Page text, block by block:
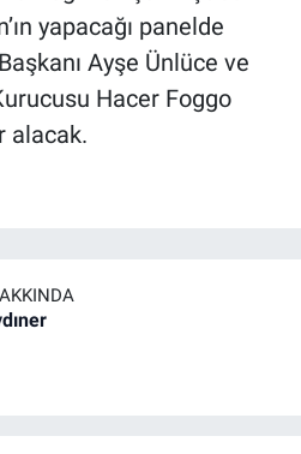
yapacağı panelde
Ayşe Ünlüce ve
Hacer Foggo
alacak.